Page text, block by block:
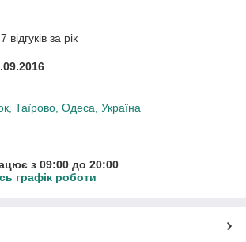
за рік
Таїрово, Одеса, Україна
з 09:00 до 20:00
графік роботи